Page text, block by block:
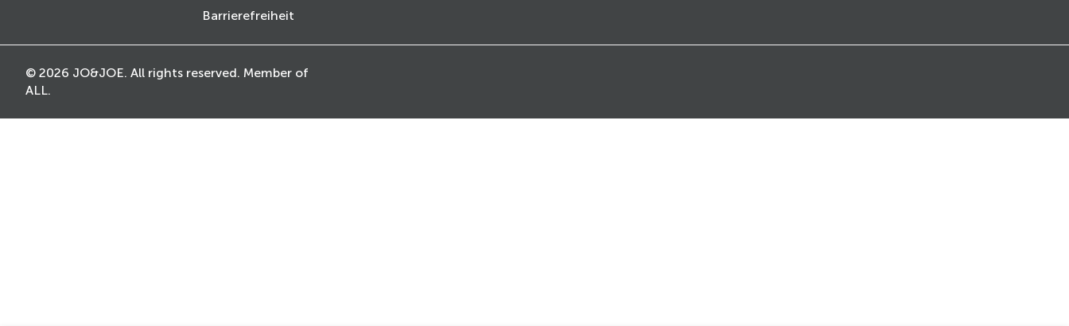
Barrierefreiheit
© 2026 JO&JOE. All rights reserved. Member of
ALL.